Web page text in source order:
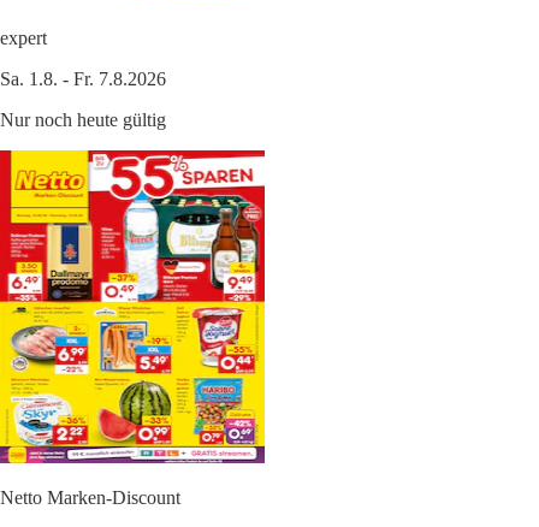
expert
Sa. 1.8. - Fr. 7.8.2026
Nur noch heute gültig
Netto Marken-Discount